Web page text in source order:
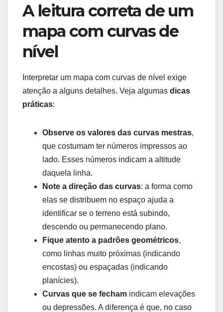
A leitura correta de um
mapa com curvas de
nível
Interpretar um mapa com curvas de nível exige
atenção a alguns detalhes. Veja algumas dicas
práticas:
Observe os valores das curvas mestras,
que costumam ter números impressos ao
lado. Esses números indicam a altitude
daquela linha.
Note a direção das curvas: a forma como
elas se distribuem no espaço ajuda a
identificar se o terreno está subindo,
descendo ou permanecendo plano.
Fique atento a padrões geométricos,
como linhas muito próximas (indicando
encostas) ou espaçadas (indicando
planícies).
Curvas que se fecham indicam elevações
ou depressões. A diferença é que, no caso